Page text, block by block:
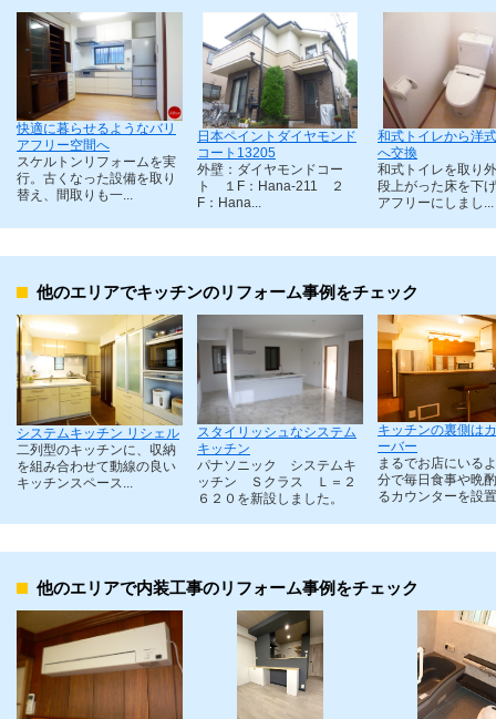
快適に暮らせるようなバリ
アフリー空間へ
スケルトンリフォームを実
行。古くなった設備を取り
替え、間取りも一...
日本ペイントダイヤモンド
コート13205
外壁：ダイヤモンドコー
ト １F：Hana-211 ２
F：Hana...
和式トイレから洋
へ交換
和式トイレを取り
段上がった床を下
アフリーにしまし...
他のエリアでキッチンのリフォーム事例をチェック
システムキッチン リシェル
二列型のキッチンに、収納
を組み合わせて動線の良い
キッチンスペース...
スタイリッシュなシステム
キッチン
パナソニック システムキ
ッチン Ｓクラス Ｌ＝２
６２０を新設しました。
キッチンの裏側は
ーバー
まるでお店にいる
分で毎日食事や晩
るカウンターを設
他のエリアで内装工事のリフォーム事例をチェック